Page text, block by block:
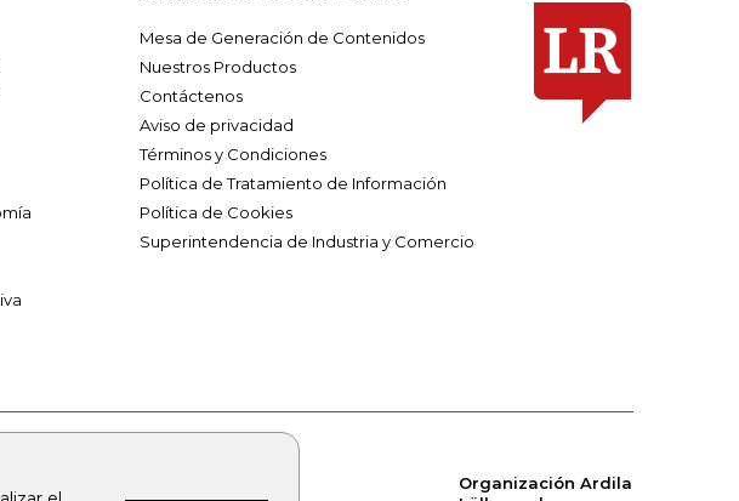
Mesa de Generación de Contenidos
Nuestros Productos
Contáctenos
Aviso de privacidad
Términos y Condiciones
Política de Tratamiento de Información
Política de Cookies
Superintendencia de Industria y Comercio
bolsaencolombia.com
Organización Ardila